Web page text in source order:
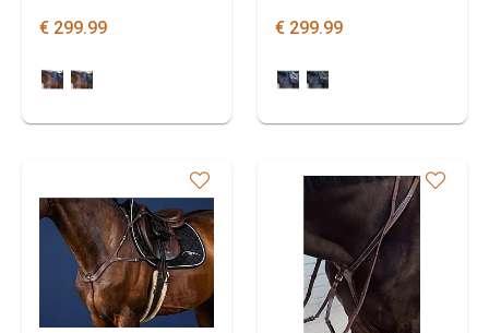
€ 299.99 € 299.99